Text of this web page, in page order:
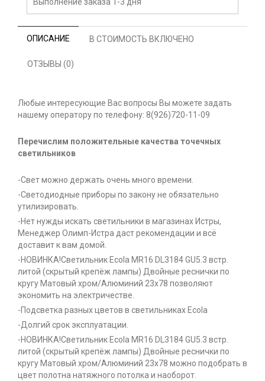
Выполнение заказа 1-3 дня
ОПИСАНИЕ В СТОИМОСТЬ ВКЛЮЧЕНО
ОТЗЫВЫ (0)
Любые интересующие Вас вопросы Вы можете задать
нашему оператору по телефону: 8(926)720-11-09
Перечислим положительные качества точечных
светильников
-Свет можно держать очень много времени.
-Светодиодные приборы по закону не обязательно
утилизировать.
-Нет нужды искать светильники в магазинах Истры,
Менеджер Олимп-Истра даст рекомендации и всё
доставит к вам домой.
-НОВИНКА!Светильник Ecola MR16 DL3184 GU5.3 встр.
литой (скрытый крепёж лампы) Двойные реснички по
кругу Матовый хром/Алюминий 23х78 позволяют
экономить на электричестве.
-Подсветка разных цветов в светильниках Ecola
-Долгий срок эксплуатации.
-НОВИНКА!Светильник Ecola MR16 DL3184 GU5.3 встр.
литой (скрытый крепёж лампы) Двойные реснички по
кругу Матовый хром/Алюминий 23х78 можно подобрать в
цвет полотна натяжного потолка и наоборот.